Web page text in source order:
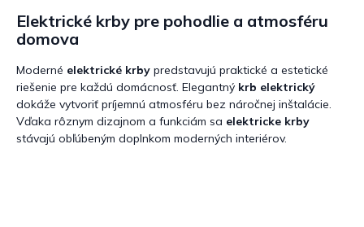
Elektrické krby pre pohodlie a atmosféru
domova
Moderné elektrické krby predstavujú praktické a estetické
riešenie pre každú domácnosť. Elegantný krb elektrický
dokáže vytvoriť príjemnú atmosféru bez náročnej inštalácie.
Vďaka rôznym dizajnom a funkciám sa elektricke krby
stávajú obľúbeným doplnkom moderných interiérov.